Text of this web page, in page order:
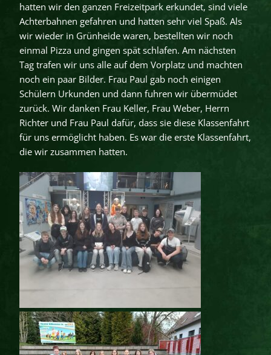
hatten wir den ganzen Freizeitpark erkundet, sind viele
Achterbahnen gefahren und hatten sehr viel Spaß. Als
wir wieder in Grünheide waren, bestellten wir noch
einmal Pizza und gingen spät schlafen. Am nächsten
Tag trafen wir uns alle auf dem Vorplatz und machten
noch ein paar Bilder. Frau Paul gab noch einigen
Schülern Urkunden und dann fuhren wir übermüdet
zurück. Wir danken Frau Keller, Frau Weber, Herrn
Richter und Frau Paul dafür, dass sie diese Klassenfahrt
für uns ermöglicht haben. Es war die erste Klassenfahrt,
die wir zusammen hatten.